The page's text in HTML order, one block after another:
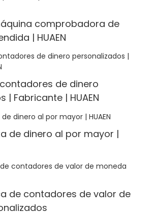
comprobadora de
| HUAEN
de dinero
| Fabricante | HUAEN
de dinero al por mayor |
de contadores de valor de